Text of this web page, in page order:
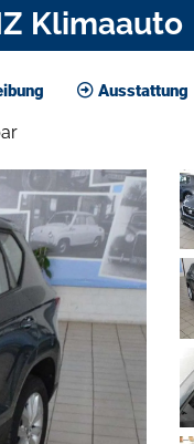
Klimaauto
Ausstattung